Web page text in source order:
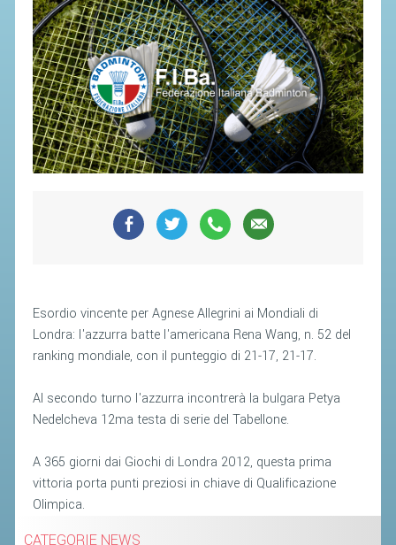
Esordio vincente per Agnese Allegrini ai Mondiali di
Londra: l'azzurra batte l'americana Rena Wang, n. 52 del
ranking mondiale, con il punteggio di 21-17, 21-17.
Al secondo turno l'azzurra incontrerà la bulgara Petya
Nedelcheva 12ma testa di serie del Tabellone.
A 365 giorni dai Giochi di Londra 2012, questa prima
vittoria porta punti preziosi in chiave di Qualificazione
Olimpica.
CATEGORIE NEWS
SEGRETERIA FEDERALE
CONTATTI
AVVISI E BANDI
CIRCOLARI
RESPONSABILITÀ SOCIALE
SAFEGUARDING
GIUSTIZIA FEDERALE
PROVVEDIMENTI
ORGANI DI GIUSTIZIA FEDERALE
MAGLIA AZZURRA
CTF – PALABADMINTON